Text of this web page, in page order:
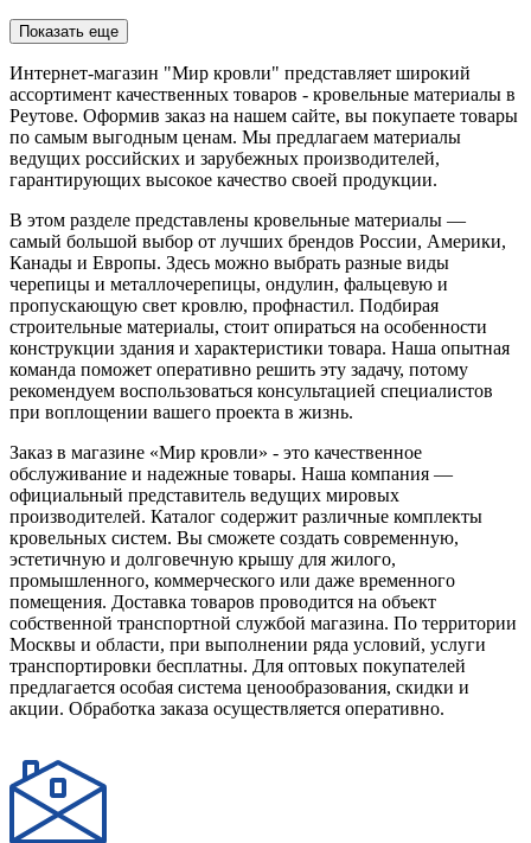
Показать еще
Интернет-магазин "Мир кровли" представляет широкий
ассортимент качественных товаров - кровельные материалы в
Реутове. Оформив заказ на нашем сайте, вы покупаете товары
по самым выгодным ценам. Мы предлагаем материалы
ведущих российских и зарубежных производителей,
гарантирующих высокое качество своей продукции.
В этом разделе представлены кровельные материалы —
самый большой выбор от лучших брендов России, Америки,
Канады и Европы. Здесь можно выбрать разные виды
черепицы и металлочерепицы, ондулин, фальцевую и
пропускающую свет кровлю, профнастил. Подбирая
строительные материалы, стоит опираться на особенности
конструкции здания и характеристики товара. Наша опытная
команда поможет оперативно решить эту задачу, потому
рекомендуем воспользоваться консультацией специалистов
при воплощении вашего проекта в жизнь.
Заказ в магазине «Мир кровли» - это качественное
обслуживание и надежные товары. Наша компания —
официальный представитель ведущих мировых
производителей. Каталог содержит различные комплекты
кровельных систем. Вы сможете создать современную,
эстетичную и долговечную крышу для жилого,
промышленного, коммерческого или даже временного
помещения. Доставка товаров проводится на объект
собственной транспортной службой магазина. По территории
Москвы и области, при выполнении ряда условий, услуги
транспортировки бесплатны. Для оптовых покупателей
предлагается особая система ценообразования, скидки и
акции. Обработка заказа осуществляется оперативно.